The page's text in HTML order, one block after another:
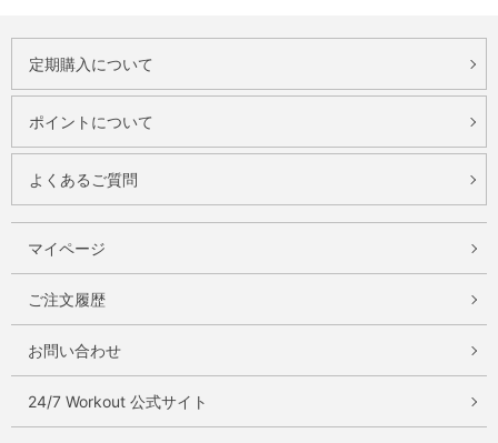
定期購入について
ポイントについて
よくあるご質問
マイページ
ご注文履歴
お問い合わせ
24/7 Workout 公式サイト